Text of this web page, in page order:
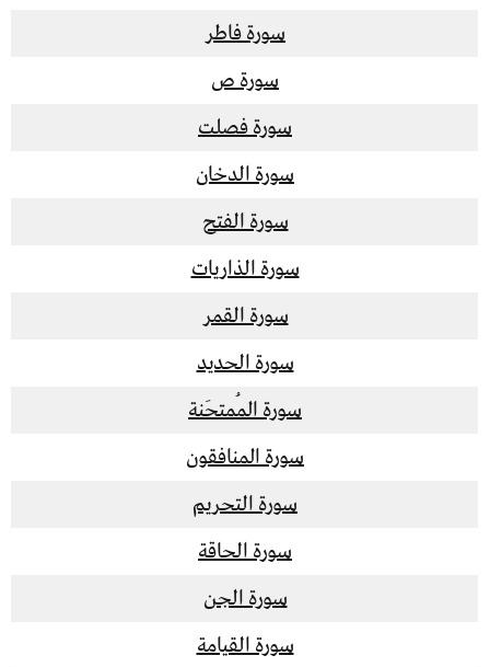
سورة فاطر
سورة ص
سورة فصلت
سورة الدخان
سورة الفتح
سورة الذاريات
سورة القمر
سورة الحديد
سورة المُمتحَنة
سورة المنافقون
سورة التحريم
سورة الحاقة
سورة الجن
سورة القيامة